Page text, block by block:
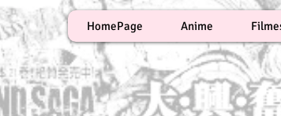
HomePage Anime